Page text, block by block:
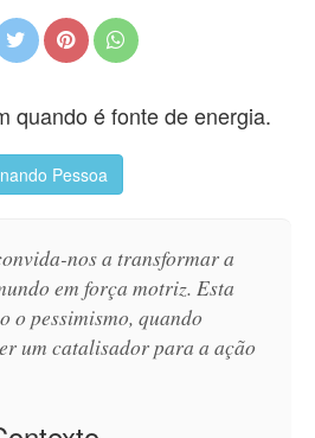
quando é fonte de energia.
Pessoa
nos a transformar a
em força motriz. Esta
o pessimismo, quando
um catalisador para a ação